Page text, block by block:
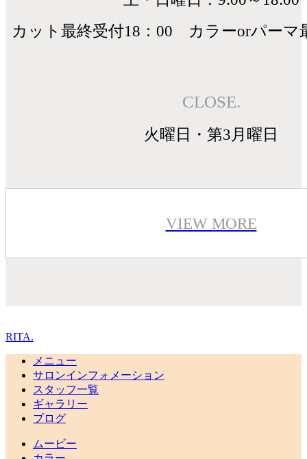
カット最終受付18：00 カラーorパーマ
CLOSE.
火曜日・第3月曜日
VIEW MORE
RITA.
メニュー
サロンインフォメーション
スタッフ一覧
ギャラリー
ブログ
ムービー